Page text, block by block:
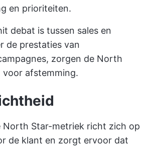
en prioriteiten.
debat is tussen sales en
de prestaties van
zorgen de North
voor afstemming.
North Star-metriek richt zich op
de klant en zorgt ervoor dat